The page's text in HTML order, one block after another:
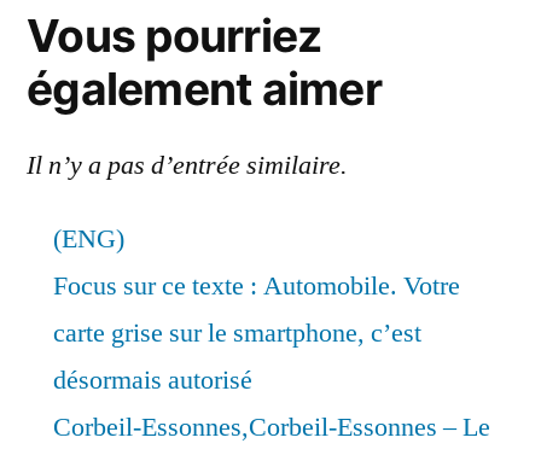
Vous pourriez
également aimer
Il n’y a pas d’entrée similaire.
(ENG)
Focus sur ce texte : Automobile. Votre
carte grise sur le smartphone, c’est
désormais autorisé
Corbeil-Essonnes,Corbeil-Essonnes – Le